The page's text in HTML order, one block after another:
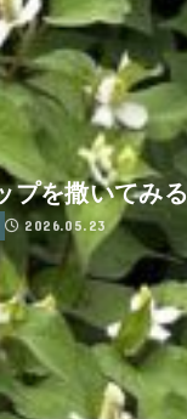
プを撒いてみる
2026.05.23